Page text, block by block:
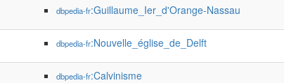
dbpedia-fr:Guillaume_Ier_d'Orange-Nassau
dbpedia-fr:Nouvelle_église_de_Delft
dbpedia-fr:Calvinisme